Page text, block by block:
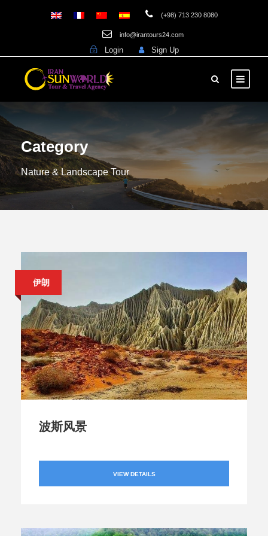
(+98) 713 230 8080
info@irantours24.com
Login Sign Up
Category
Nature & Landscape Tour
伊朗
波斯风景
VIEW DETAILS